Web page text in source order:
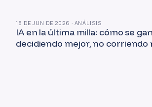
18 DE JUN DE 2026 · ANÁLISIS
IA en la última milla: cómo se
decidiendo mejor, no corriendo